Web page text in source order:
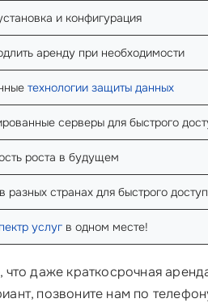
и конфигурация
аренду при необходимости
технологии защиты данных
серверы для быстрого
роста в будущем
разных странах для быстрого
услуг в одном месте!
даже краткосрочная
позвоните нам по